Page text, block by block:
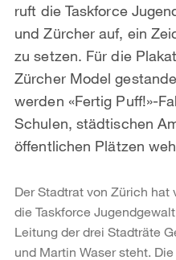
ruft die Taskforce
und Zürcher auf, ein
zu setzen. Für die
Zürcher Model
werden «Fertig Puff!»-
Schulen, städtischen
öffentlichen Plätzen
Der Stadtrat von Zürich hat
die Taskforce
Leitung der drei Stadträte
und Martin Waser steht.